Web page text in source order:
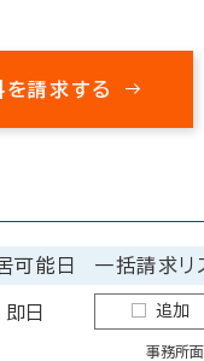
を請求する
可能日 一括請求リ
即日 追加
事務所